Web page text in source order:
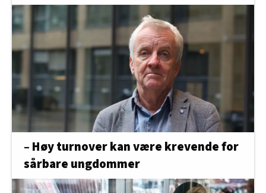
– Høy turnover kan være krevende for
sårbare ungdommer